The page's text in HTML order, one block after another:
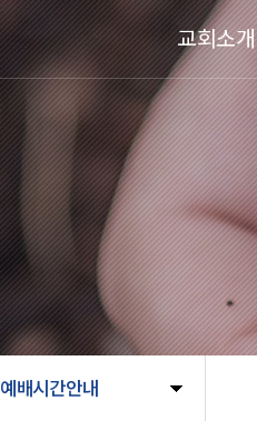
교회소개
예배시간안내